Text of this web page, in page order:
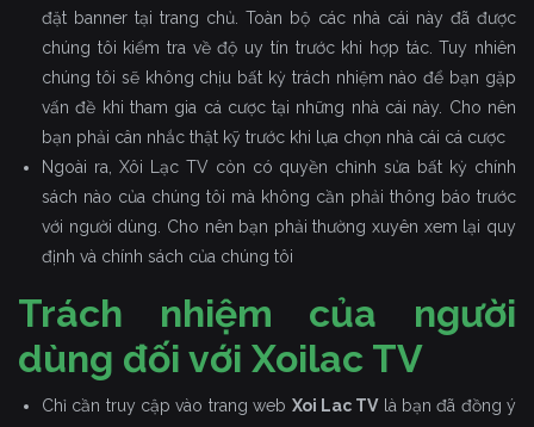
đặt banner tại trang chủ. Toàn bộ các nhà cái này đã được
chúng tôi kiểm tra về độ uy tín trước khi hợp tác. Tuy nhiên
chúng tôi sẽ không chịu bất kỳ trách nhiệm nào để bạn gặp
vấn đề khi tham gia cá cược tại những nhà cái này. Cho nên
bạn phải cân nhắc thật kỹ trước khi lựa chọn nhà cái cá cược
Ngoài ra, Xôi Lạc TV còn có quyền chỉnh sửa bất kỳ chính
sách nào của chúng tôi mà không cần phải thông báo trước
với người dùng. Cho nên bạn phải thường xuyên xem lại quy
định và chính sách của chúng tôi
Trách nhiệm của người
dùng đối với Xoilac TV
Chỉ cần truy cập vào trang web Xoi Lac TVlà bạn đã đồng ý